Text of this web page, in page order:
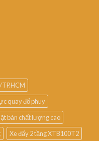
quay đổ phuy
bàn chất lượng cao
Xe đẩy 2 tầng XTB100T2